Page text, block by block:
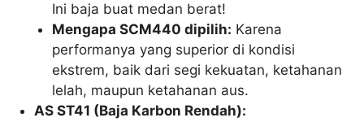
Ini baja buat medan berat!
Mengapa SCM440 dipilih: Karena
performanya yang superior di kondisi
ekstrem, baik dari segi kekuatan, ketahanan
lelah, maupun ketahanan aus.
AS ST41 (Baja Karbon Rendah):